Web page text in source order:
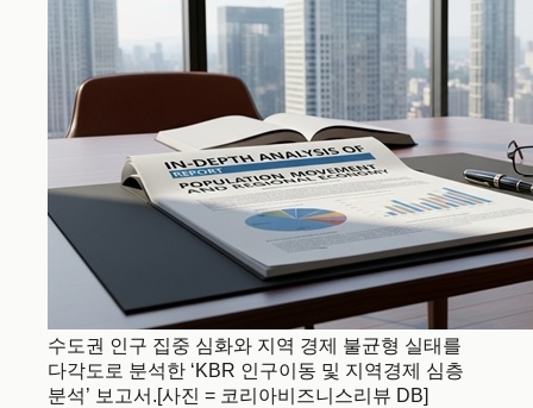
수도권 인구 집중 심화와 지역 경제 불균형 실태를
다각도로 분석한 ‘KBR 인구이동 및 지역경제 심층
분석’ 보고서.[사진 = 코리아비즈니스리뷰 DB]